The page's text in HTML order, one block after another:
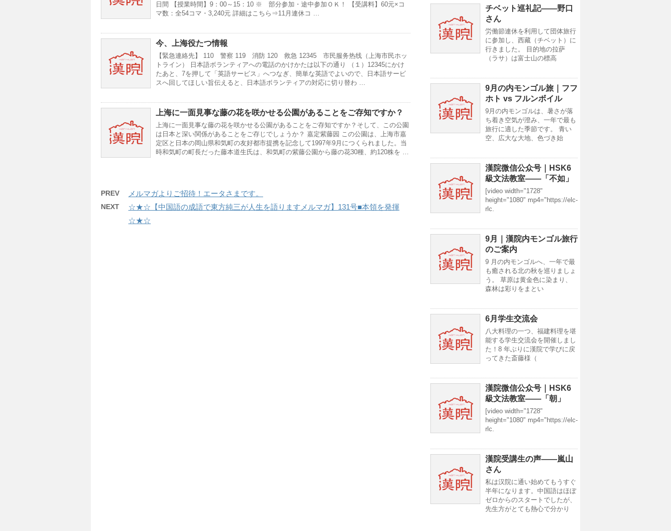
日間 【授業時間】9：00～15：10 ※ 部分参加・途中参加ＯＫ！ 【受講料】60元×コ
マ数：全54コマ・3,240元 詳細はこちら⇒11月連休コ …
今、上海役たつ情報
【緊急連絡先】 110 警察 119 消防 120 救急 12345 市民服务热线（上海市民ホッ
トライン） 日本語ボランティアへの電話のかけかたは以下の通り （１）12345にかけ
たあと、7を押して「英語サービス」へつなぎ、簡単な英語でよいので、日本語サービ
スへ回してほしい旨伝えると、日本語ボランティアの対応に切り替わ …
上海に一面見事な藤の花を咲かせる公園があることをご存知ですか？
上海に一面見事な藤の花を咲かせる公園があることをご存知ですか？そして、この公園
は日本と深い関係があることをご存じでしょうか？ 嘉定紫藤园 この公園は、上海市嘉
定区と日本の岡山県和気町の友好都市提携を記念して1997年9月につくられました。当
時和気町の町長だった藤本道生氏は、和気町の紫藤公園から藤の花30種、約120株を …
PREV メルマガよりご招待！エータさまです。
NEXT
☆★☆【中国語の成語で東方純三が人生を語りますメルマガ】131号■本領を発揮
☆★☆
チベット巡礼記——野口
さん
労働節連休を利用して団体旅行
に参加し、西藏（チベット）に
行きました。 目的地の拉萨
（ラサ）は富士山の標高
9月の内モンゴル旅｜フフ
ホト vs フルンボイル
9月の内モンゴルは、暑さが落
ち着き空気が澄み、一年で最も
旅行に適した季節です。 青い
空、広大な大地、色づき始
漢院微信公众号｜HSK6
級文法教室——「不如」
[video width="1728"
height="1080" mp4="https://elc-
rlc.
9月｜漢院内モンゴル旅行
のご案内
9 月の内モンゴルへ、一年で最
も癒される北の秋を巡りましょ
う。 草原は黄金色に染まり、
森林は彩りをまとい
6月学生交流会
八大料理の一つ、福建料理を堪
能する学生交流会を開催しまし
た！8 年ぶりに漢院で学びに戻
ってきた斎藤様（
漢院微信公众号｜HSK6
級文法教室——「朝」
[video width="1728"
height="1080" mp4="https://elc-
rlc.
漢院受講生の声——嵐山
さん
私は汉院に通い始めてもうすぐ
半年になります。中国語はほぼ
ゼロからのスタートでしたが、
先生方がとても熱心で分かり